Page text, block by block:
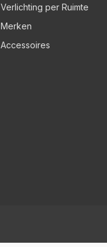
Verlichting per Ruimte
Merken
Accessoires